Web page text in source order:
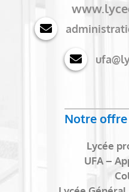
Notre
Lycée
UFA –